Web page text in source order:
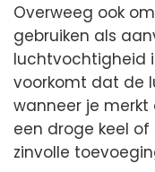
Overweeg ook
gebruiken als
luchtvochtigheid
voorkomt dat de
wanneer je
een droge keel
zinvolle